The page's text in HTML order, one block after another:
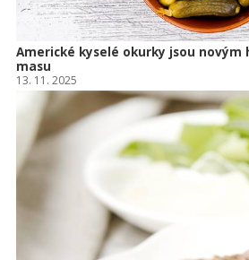
Americké kyselé okurky jsou
masu
13. 11. 2025